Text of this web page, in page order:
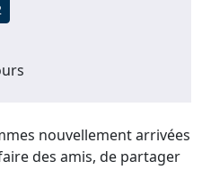
nouvellement arrivées
des amis, de partager